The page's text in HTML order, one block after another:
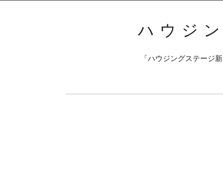
ハウジ
「ハウジングステージ